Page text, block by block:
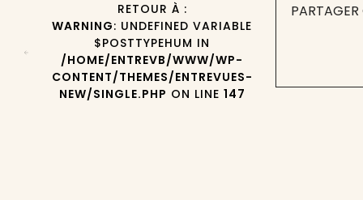
RETOUR À :
WARNING: UNDEFINED VARIABLE
$POSTTYPEHUM IN
/HOME/ENTREVB/WWW/WP-
CONTENT/THEMES/ENTREVUES-
NEW/SINGLE.PHP ON LINE 147